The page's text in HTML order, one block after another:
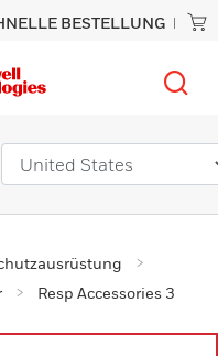
BESTELLUNG
Resp Accessories 3